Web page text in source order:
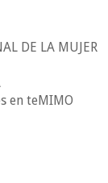
DE LA MUJER
en teMIMO